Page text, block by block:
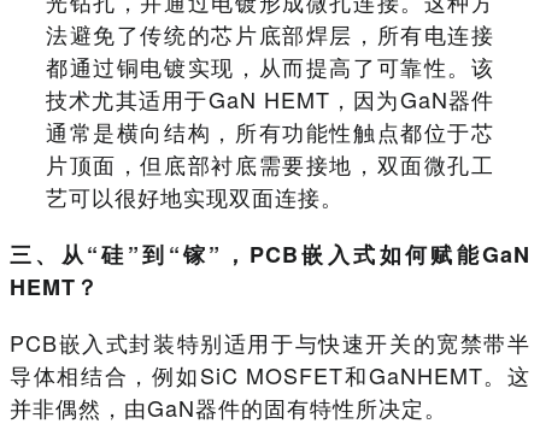
法避免了传统的芯片底部焊层，所有电连接
都通过铜电镀实现，从而提高了可靠性。该
技术尤其适用于GaN HEMT，因为GaN器件
通常是横向结构，所有功能性触点都位于芯
片顶面，但底部衬底需要接地，双面微孔工
艺可以很好地实现双面连接。
三、从“硅”到“镓”，PCB嵌入式如何赋能GaN
HEMT？
PCB嵌入式封装特别适用于与快速开关的宽禁带半
导体相结合，例如SiC MOSFET和GaNHEMT。这
并非偶然，由GaN器件的固有特性所决定。